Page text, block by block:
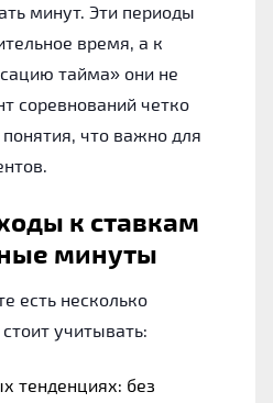
минут. Эти периоды
время, а к
тайма» они не
соревнований четко
что важно для
к ставкам
минуты
есть несколько
учитывать:
тенденциях: без